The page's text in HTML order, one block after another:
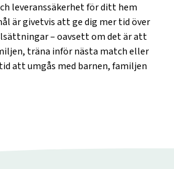
leveranssäkerhet för ditt hem
är givetvis att ge dig mer tid över
– oavsett om det är att
träna inför nästa match eller
att umgås med barnen, familjen